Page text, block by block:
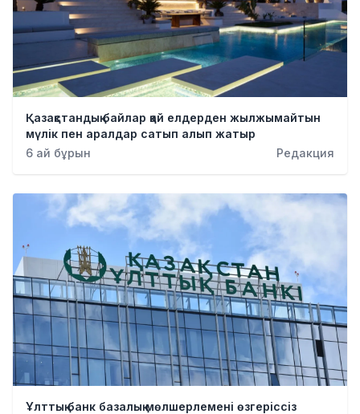
Қазақстандық байлар қай елдерден жылжымайтын
мүлік пен аралдар сатып алып жатыр
6 ай бұрын
Редакция
Ұлттық банк базалық мөлшерлемені өзгеріссіз